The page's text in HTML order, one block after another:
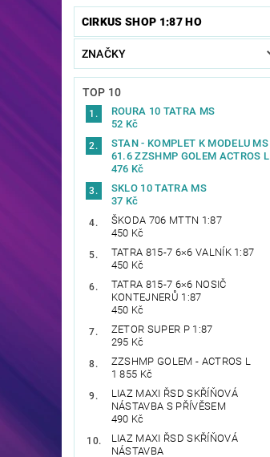
CIRKUS SHOP 1:87 HO
ZNAČKY
TOP 10
ROURA 10 TATRA MS
52 Kč
STAN - KOMPLET K MODELU MS
61.6 ZZSHMP GOLEM ACTROS L
476 Kč
SKLO 10 TATRA MS
37 Kč
ŠKODA 706 MTTN 1:87
450 Kč
TATRA 815-7 6×6 VALNÍK 1:87
450 Kč
TATRA 815-7 6×6 NOSIČ
KONTEJNERŮ 1:87
450 Kč
ZETOR SUPER P 1:87
295 Kč
ZZSHMP GOLEM - ACTROS L
1 855 Kč
LIAZ MAXI ŘSD SKŘÍŇOVÁ
NÁSTAVBA S PŘÍVĚSEM
490 Kč
LIAZ MAXI ŘSD SKŘÍŇOVÁ
NÁSTAVBA